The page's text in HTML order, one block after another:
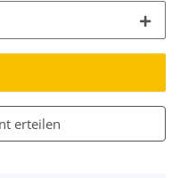
erteilen